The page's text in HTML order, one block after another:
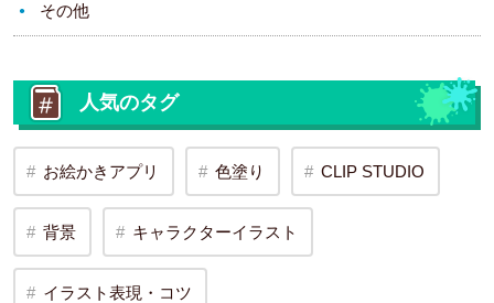
その他
人気のタグ
お絵かきアプリ 色塗り CLIP STUDIO
背景 キャラクターイラスト
イラスト表現・コツ